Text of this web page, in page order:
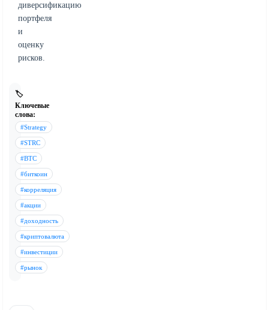
диверсификацию
портфеля
и
оценку
рисков.
🏷️
Ключевые
слова:
#Strategy
#STRC
#BTC
#биткоин
#корреляция
#акции
#доходность
#криптовалюта
#инвестиции
#рынок